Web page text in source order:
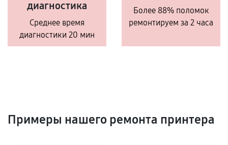
диагностика
Среднее время
диагностики 20 мин
Более 88% поломок
ремонтируем за 2 часа
Примеры нашего ремонта принтера